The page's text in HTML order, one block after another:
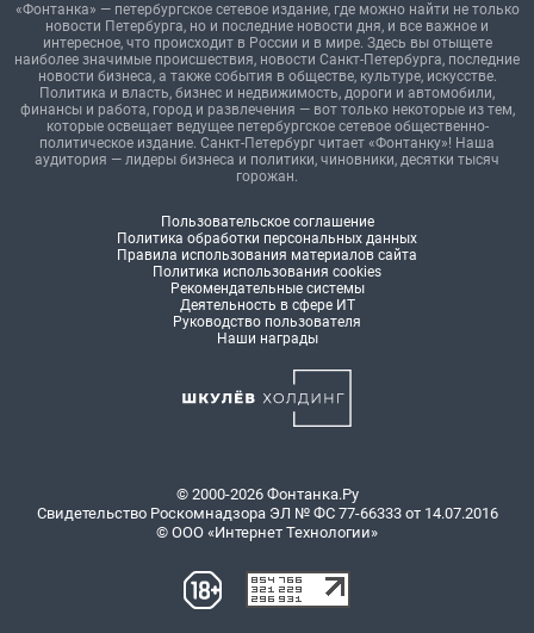
«Фонтанка» — петербургское сетевое издание, где можно найти не только
новости Петербурга, но и последние новости дня, и все важное и
интересное, что происходит в России и в мире. Здесь вы отыщете
наиболее значимые происшествия, новости Санкт-Петербурга, последние
новости бизнеса, а также события в обществе, культуре, искусстве.
Политика и власть, бизнес и недвижимость, дороги и автомобили,
финансы и работа, город и развлечения — вот только некоторые из тем,
которые освещает ведущее петербургское сетевое общественно-
политическое издание. Санкт-Петербург читает «Фонтанку»! Наша
аудитория — лидеры бизнеса и политики, чиновники, десятки тысяч
горожан.
Пользовательское соглашение
Политика обработки персональных данных
Правила использования материалов сайта
Политика использования cookies
Рекомендательные системы
Деятельность в сфере ИТ
Руководство пользователя
Наши награды
© 2000-2026 Фонтанка.Ру
Свидетельство Роскомнадзора ЭЛ № ФС 77-66333 от 14.07.2016
© ООО «Интернет Технологии»